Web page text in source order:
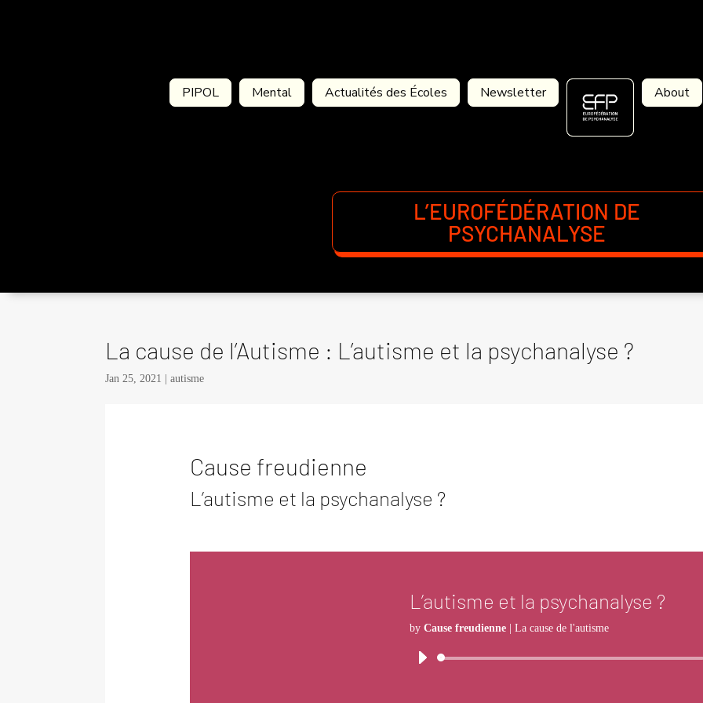
PIPOL Mental Actualités des Écoles Newsletter About
L’EUROFÉDÉRATION DE
PSYCHANALYSE
La cause de l’Autisme : L’autisme et la psychanalyse ?
Jan 25, 2021 |autisme
Cause freudienne
L’autisme et la psychanalyse ?
L’autisme et la psychanalyse ?
by Cause freudienne| La cause de l'autisme
Audio